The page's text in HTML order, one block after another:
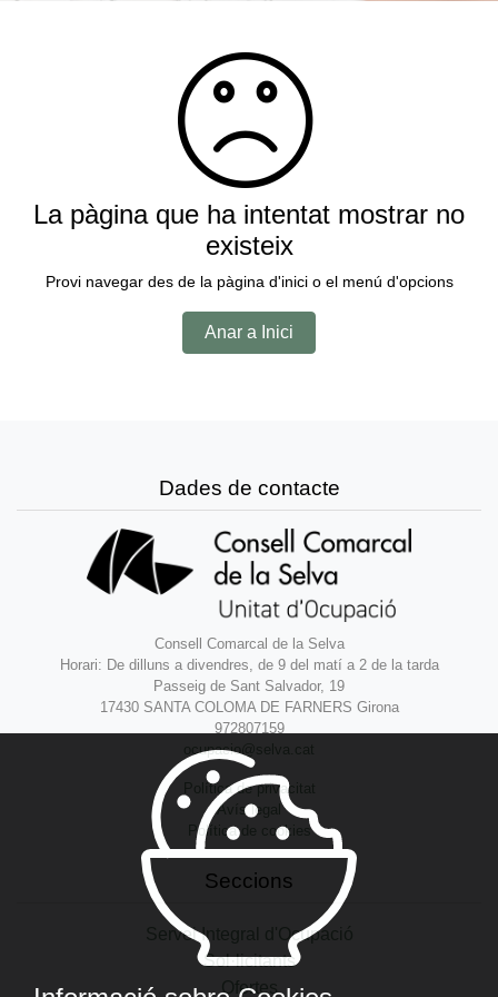
La pàgina que ha intentat mostrar no
existeix
Provi navegar des de la pàgina d'inici o el menú d'opcions
Anar a Inici
Dades de contacte
Consell Comarcal de la Selva
Horari: De dilluns a divendres, de 9 del matí a 2 de la tarda
Passeig de Sant Salvador, 19
17430 SANTA COLOMA DE FARNERS Girona
972807159
ocupacio@selva.cat
Política de privacitat
Avís legal
Política de cookies
Seccions
Servei Integral d'Ocupació
Sol·licitants
Ofertes